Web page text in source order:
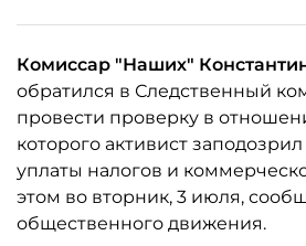
Комиссар "Наших"
обратился в Следственный
провести проверку в
которого активист
уплаты налогов и
этом во вторник, 3 июля,
общественного движения.